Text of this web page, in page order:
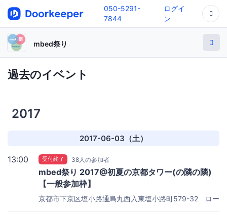
050-5291-
7844
ログイ
ン
mbed祭り
過去のイベント
2017
2017-06-03（土）
13:00 受付終了 38人の参加者
mbed祭り 2017@初夏の京都タワー(の隣の隣)
【一般参加枠】
京都市下京区塩小路通烏丸西入東塩小路町579-32 ロー